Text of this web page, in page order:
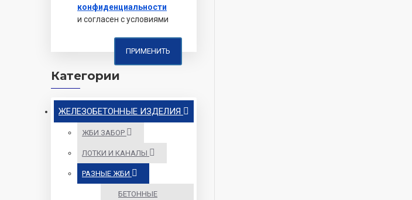
конфиденциальности
и согласен с условиями
ПРИМЕНИТЬ
Категории
ЖЕЛЕЗОБЕТОННЫЕ ИЗДЕЛИЯ
ЖБИ ЗАБОР
ЛОТКИ И КАНАЛЫ
РАЗНЫЕ ЖБИ
БЕТОННЫЕ